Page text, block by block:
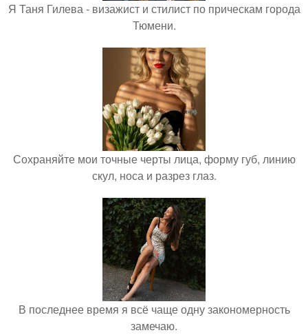
Я Таня Гилева - визажист и стилист по прическам города
Тюмени.
Сохраняйте мои точные черты лица, форму губ, линию
скул, носа и разрез глаз.
В последнее время я всё чаще одну закономерность
замечаю.